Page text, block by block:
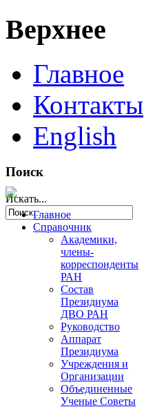
Верхнее
Главное
Контакты
English
Поиск
Искать...
Главное
Справочник
Академики,
члены-
корреспонденты
РАН
Состав
Президиума
ДВО РАН
Руководство
Аппарат
Президиума
Учреждения и
Организации
Объединенные
Ученые Советы